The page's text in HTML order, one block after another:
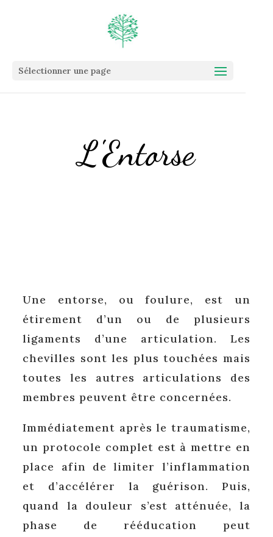
Sélectionner une page
L'Entorse
Une entorse, ou foulure, est un
étirement d’un ou de plusieurs
ligaments d’une articulation. Les
chevilles sont les plus touchées mais
toutes les autres articulations des
membres peuvent être concernées.
Immédiatement après le traumatisme,
un protocole complet est à mettre en
place afin de limiter l’inflammation
et d’accélérer la guérison. Puis,
quand la douleur s’est atténuée, la
phase de rééducation peut